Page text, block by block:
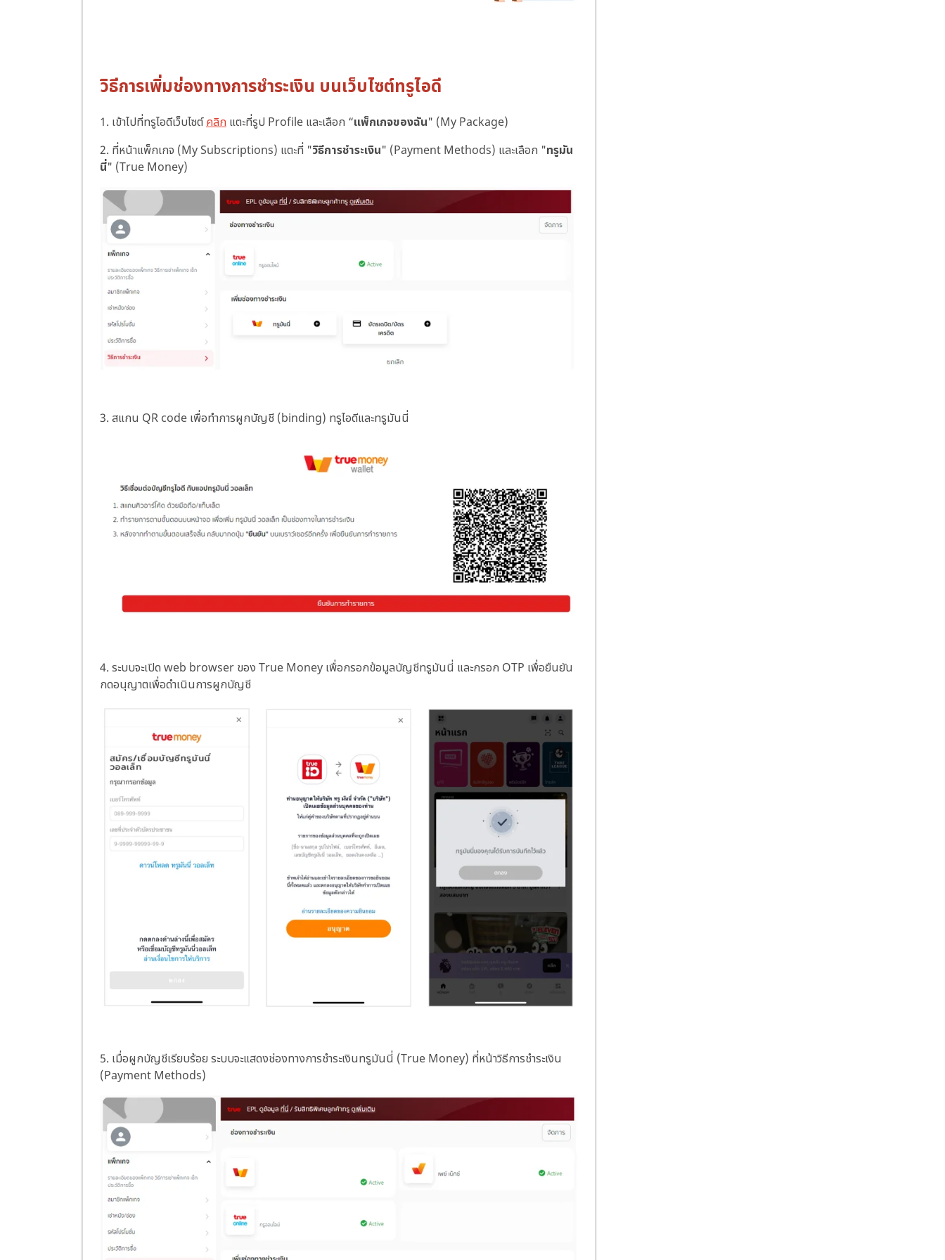
วิธีการเพิ่มช่องทางการชำระเงิน บนเว็บไซต์ทรูไอดี
1. เข้าไปที่ทรูไอดีเว็บไซต์คลิก แตะที่รูป Profile และเลือก “แพ็กเกจของฉัน" (My Package)
2. ที่หน้าแพ็กเกจ (My Subscriptions) แตะที่ "วิธีการชำระเงิน" (Payment Methods) และเลือก "ทรูมัน
นี่" (True Money)
3. สแกน QR code เพื่อทำการผูกบัญชี (binding) ทรูไอดีและทรูมันนี่
4. ระบบจะเปิด web browser ของ True Money เพื่อกรอกข้อมูลบัญชีทรูมันนี่ และกรอก OTP เพื่อยืนยัน
กดอนุญาตเพื่อดำเนินการผูกบัญชี
5. เมื่อผูกบัญชีเรียบร้อย ระบบจะแสดงช่องทางการชำระเงินทรูมันนี่ (True Money) ที่หน้าวิธีการชำระเงิน
(Payment Methods)